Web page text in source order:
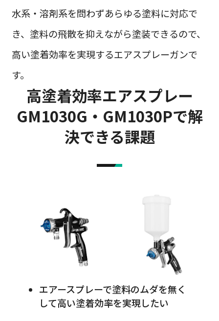
水系・溶剤系を問わずあらゆる塗料に対応で
き、塗料の飛散を抑えながら塗装できるので、
高い塗着効率を実現するエアスプレーガンで
す。
高塗着効率エアスプレー
GM1030G・GM1030Pで解
決できる課題
エアースプレーで塗料のムダを無く
して高い塗着効率を実現したい